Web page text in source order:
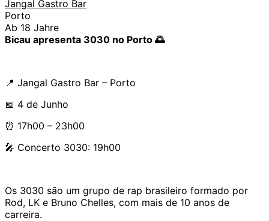
Jangal Gastro Bar
Porto
Ab 18 Jahre
Bicau apresenta 3030 no Porto 🌅
📍 Jangal Gastro Bar – Porto
📅 4 de Junho
⏰ 17h00 – 23h00
🎤 Concerto 3030: 19h00
Os 3030 são um grupo de rap brasileiro formado por
Rod, LK e Bruno Chelles, com mais de 10 anos de
carreira.